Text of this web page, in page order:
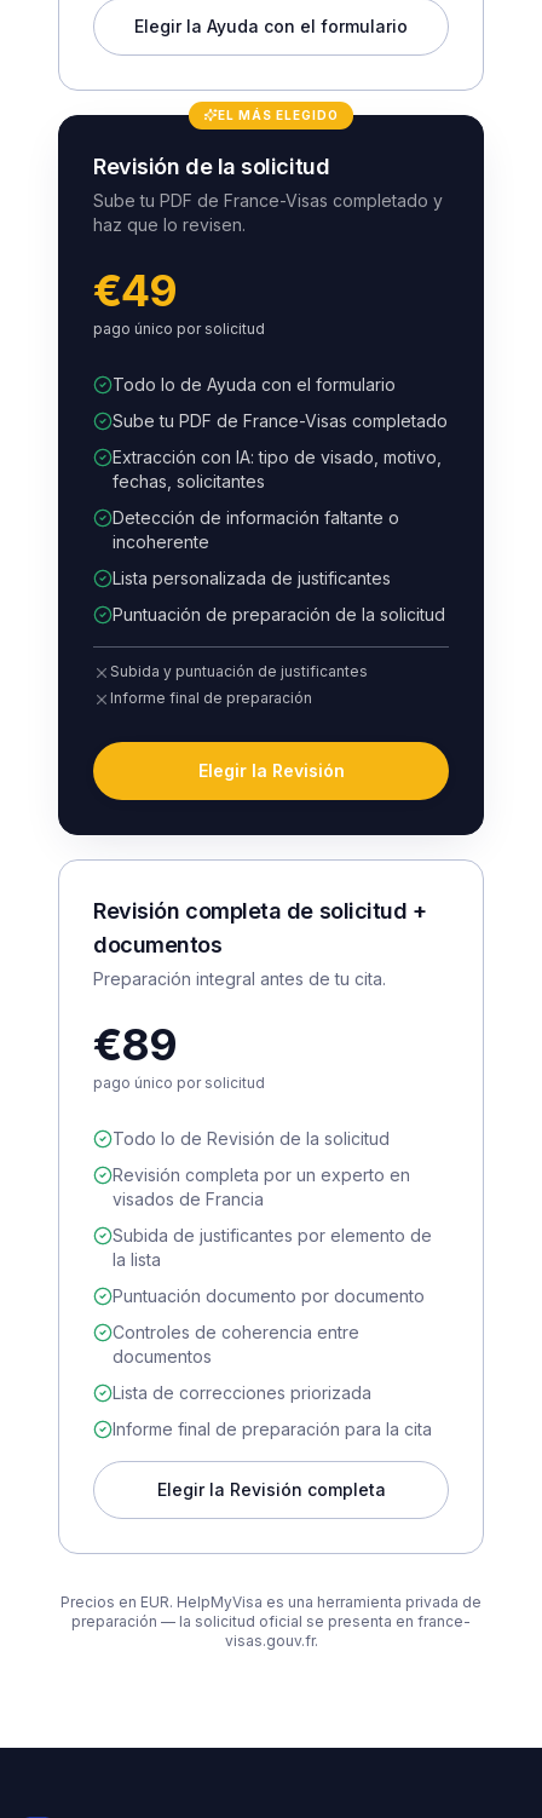
Elegir la Ayuda con el formulario
EL MÁS ELEGIDO
Revisión de la solicitud
Sube tu PDF de France-Visas completado y
haz que lo revisen.
€49
pago único por solicitud
Todo lo de Ayuda con el formulario
Sube tu PDF de France-Visas completado
Extracción con IA: tipo de visado, motivo,
fechas, solicitantes
Detección de información faltante o
incoherente
Lista personalizada de justificantes
Puntuación de preparación de la solicitud
Subida y puntuación de justificantes
Informe final de preparación
Elegir la Revisión
Revisión completa de solicitud +
documentos
Preparación integral antes de tu cita.
€89
pago único por solicitud
Todo lo de Revisión de la solicitud
Revisión completa por un experto en
visados de Francia
Subida de justificantes por elemento de
la lista
Puntuación documento por documento
Controles de coherencia entre
documentos
Lista de correcciones priorizada
Informe final de preparación para la cita
Elegir la Revisión completa
Precios en EUR. HelpMyVisa es una herramienta privada de
preparación — la solicitud oficial se presenta en france-
visas.gouv.fr.